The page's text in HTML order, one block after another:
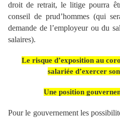
droit de retrait, le litige pourra
conseil de prud’hommes (qui
demande de l’employeur ou du
salaires).
Le risque d’exposition au
salariée d’exercer
Une position
Pour le gouvernement les